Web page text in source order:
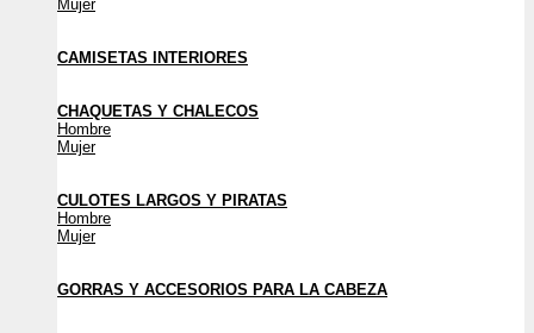
Mujer
CAMISETAS INTERIORES
CHAQUETAS Y CHALECOS
Hombre
Mujer
CULOTES LARGOS Y PIRATAS
Hombre
Mujer
GORRAS Y ACCESORIOS PARA LA CABEZA